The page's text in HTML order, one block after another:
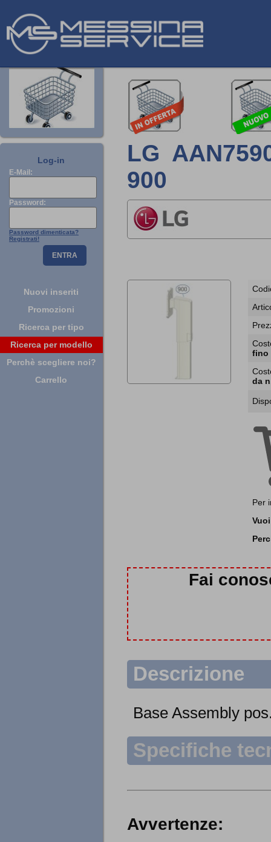
Log-in
E-Mail:
Password:
Password dimenticata?
Registrati!
ENTRA
Nuovi inseriti
Promozioni
Ricerca per tipo
Ricerca per modello
Perchè scegliere noi?
Carrello
LG
900
fino
da
Per
Fai
Descrizione
Base Assembly
Specifiche
Avvertenze: